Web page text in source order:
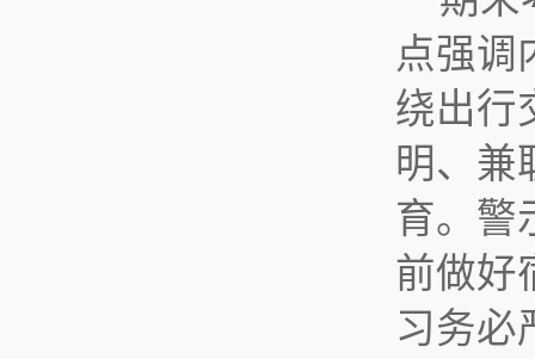
点强调
绕出行
明、兼
育。警
前做好
习务必